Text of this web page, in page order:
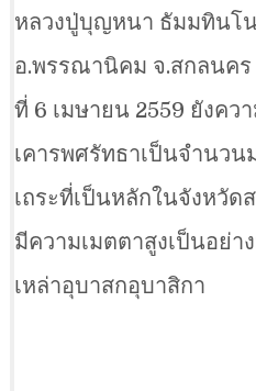
หลวงปู่บุญหนา ธัมมทินโ
อ.พรรณานิคม จ.สกลนค
ที่ 6 เมษายน 2559 ยังคว
เคารพศรัทธาเป็นจำนวน
เถระที่เป็นหลักในจังหวัด
มีความเมตตาสูงเป็นอย่
เหล่าอุบาสกอุบาสิกา